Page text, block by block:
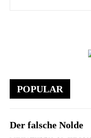
POPULAR
Der falsche Nolde